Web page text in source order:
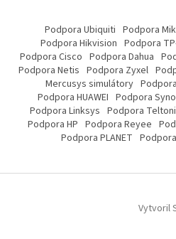
Podpora Ubiquiti Podpora
Podpora Hikvision Podpora
Podpora Cisco Podpora Dahua
Podpora Netis Podpora Zyxel
Mercusys simulátory
Podpora HUAWEI Podpora
Podpora Linksys Podpora
Podpora HP Podpora Reyee
Podpora PLANET
Vytvoril